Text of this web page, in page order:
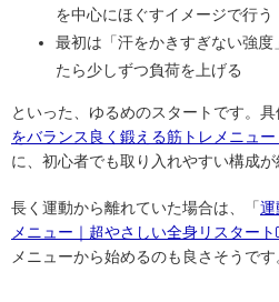
を中心にほぐすイメージで行う
最初は「汗をかきすぎない強
たら少しずつ負荷を上げる
といった、ゆるめのスタートです。
をバランス良く鍛える筋トレメニュ
に、初心者でも取り入れやすい構成が
長く運動から離れていた場合は、「運
メニュー｜超やさしい全身リスタート
メニューから始めるのも良さそうです